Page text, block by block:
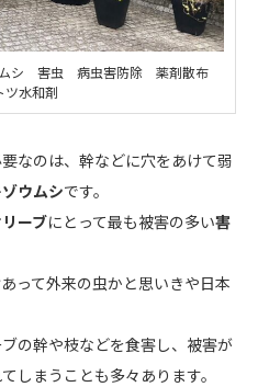
ムシ 害虫 病虫害防除 薬剤散布
ツ水和剤
なのは、幹などに穴をあけて弱
ウムシです。
ーブにとって最も被害の多い害
って外来の虫かと思いきや日本
の幹や枝などを食害し、被害が
しまうことも多々あります。